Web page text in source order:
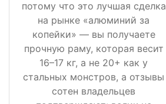
потому что это лучшая сделка
на рынке «алюминий за
копейки» — вы получаете
прочную раму, которая весит
16–17 кг, а не 20+ как у
стальных монстров, а отзывы
сотен владельцев